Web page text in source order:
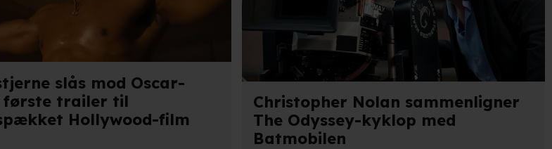
af dine personoplysninger i både vores
slås mod Oscar-
første trailer til
Hollywood-film
Christopher Nolan sammenligner
The Odyssey-kyklop med
Batmobilen